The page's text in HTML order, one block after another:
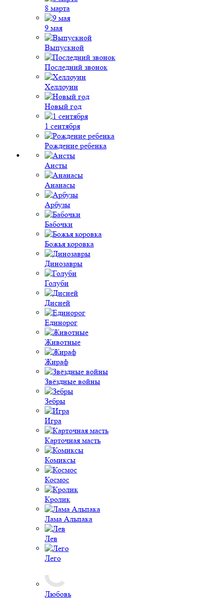
8 марта
9 мая
Выпускной
Последний звонок
Хеллоуин
Новый год
1 сентября
Рождение ребенка
Аисты
Ананасы
Арбузы
Бабочки
Божья коровка
Динозавры
Голуби
Дисней
Единорог
Животные
Жираф
Звёздные войны
Зебры
Игра
Карточная масть
Комиксы
Космос
Кролик
Лама Альпака
Лев
Лего
Любовь